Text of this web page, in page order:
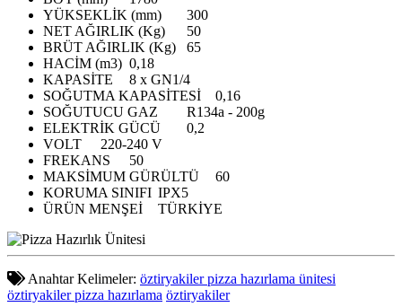
YÜKSEKLİK (mm)
300
NET AĞIRLIK (Kg)
50
BRÜT AĞIRLIK (Kg)
65
HACİM (m3) 0,18
KAPASİTE
8 x GN1/4
SOĞUTMA KAPASİTESİ
0,16
SOĞUTUCU GAZ
R134a - 200g
ELEKTRİK GÜCÜ
0,2
VOLT
220-240 V
FREKANS
50
MAKSİMUM GÜRÜLTÜ
60
KORUMA SINIFI IPX5
ÜRÜN MENŞEİ
TÜRKİYE
Anahtar Kelimeler: öztiryakiler pizza hazırlama ünitesi
öztiryakiler pizza hazırlama öztiryakiler